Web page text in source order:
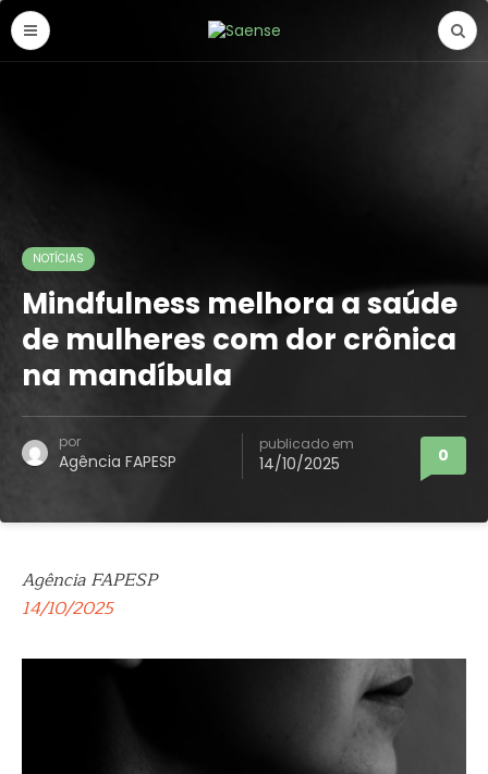
NOTÍCIAS
Mindfulness melhora a saúde
de mulheres com dor crônica
na mandíbula
por
Agência FAPESP
publicado em
14/10/2025 0
Agência FAPESP
14/10/2025